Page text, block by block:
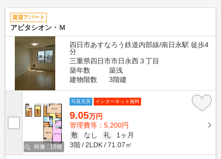
賃貸アパート
アビタシオン・Ｍ
四日市あすなろう鉄道内部線/南日永駅 徒歩4
分
三重県四日市市日永西３丁目
築年数
築浅
建物階数
3階建
画像 : 18枚
写真充実 インターネット無料
9.05万円
管理費等：5,200円
敷
なし 礼
1ヶ月
3階
2LDK 71.07㎡